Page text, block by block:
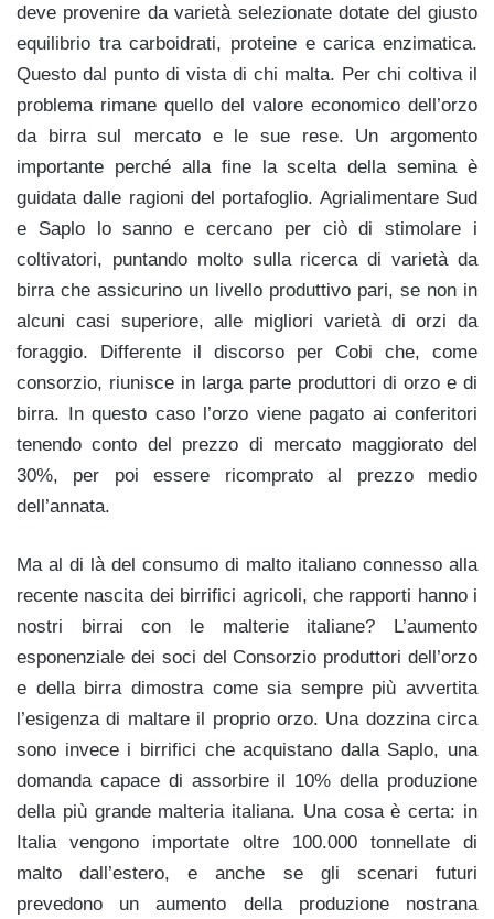
deve provenire da varietà selezionate dotate del giusto
equilibrio tra carboidrati, proteine e carica enzimatica.
Questo dal punto di vista di chi malta. Per chi coltiva il
problema rimane quello del valore economico dell’orzo
da birra sul mercato e le sue rese. Un argomento
importante perché alla fine la scelta della semina è
guidata dalle ragioni del portafoglio. Agrialimentare Sud
e Saplo lo sanno e cercano per ciò di stimolare i
coltivatori, puntando molto sulla ricerca di varietà da
birra che assicurino un livello produttivo pari, se non in
alcuni casi superiore, alle migliori varietà di orzi da
foraggio. Differente il discorso per Cobi che, come
consorzio, riunisce in larga parte produttori di orzo e di
birra. In questo caso l’orzo viene pagato ai conferitori
tenendo conto del prezzo di mercato maggiorato del
30%, per poi essere ricomprato al prezzo medio
dell’annata.
Ma al di là del consumo di malto italiano connesso alla
recente nascita dei birrifici agricoli, che rapporti hanno i
nostri birrai con le malterie italiane? L’aumento
esponenziale dei soci del Consorzio produttori dell’orzo
e della birra dimostra come sia sempre più avvertita
l’esigenza di maltare il proprio orzo. Una dozzina circa
sono invece i birrifici che acquistano dalla Saplo, una
domanda capace di assorbire il 10% della produzione
della più grande malteria italiana. Una cosa è certa: in
Italia vengono importate oltre 100.000 tonnellate di
malto dall’estero, e anche se gli scenari futuri
prevedono un aumento della produzione nostrana